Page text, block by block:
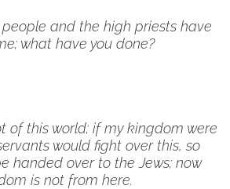
people and the high priests have
what have you done?
of this world; if my kingdom were
would fight over this, so
handed over to the Jews; now
is not from here.